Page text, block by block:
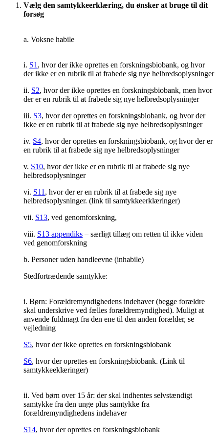
Vælg den samtykkeerklæring, du ønsker at bruge til dit
forsøg
a. Voksne habile
i. S1 , hvor der ikke oprettes en forskningsbiobank, og hvor
der ikke er en rubrik til at frabede sig nye helbredsoplysninger
ii. S2, hvor der ikke oprettes en forskningsbiobank, men hvor
der er en rubrik til at frabede sig nye helbredsoplysninger
iii. S3, hvor der oprettes en forskningsbiobank, og hvor der
ikke er en rubrik til at frabede sig nye helbredsoplysninger
iv. S4, hvor der oprettes en forskningsbiobank, og hvor der er
en rubrik til at frabede sig nye helbredsoplysninger
v. S10, hvor der ikke er en rubrik til at frabede sig nye
helbredsoplysninger
vi. S11 , hvor der er en rubrik til at frabede sig nye
helbredsoplysninger. (link til samtykkeerklæringer)
vii. S13, ved genomforskning,
viii. S13 appendiks – særligt tillæg om retten til ikke viden
ved genomforskning
b. Personer uden handleevne (inhabile)
Stedfortrædende samtykke:
i. Børn: Forældremyndighedens indehaver (begge forældre
skal underskrive ved fælles forældremyndighed). Muligt at
anvende fuldmagt fra den ene til den anden forælder, se
vejledning
S5, hvor der ikke oprettes en forskningsbiobank
S6, hvor der oprettes en forskningsbiobank. (Link til
samtykkeeklæringer)
ii. Ved børn over 15 år: der skal indhentes selvstændigt
samtykke fra den unge plus samtykke fra
forældremyndighedens indehaver
S14, hvor der oprettes en forskningsbiobank